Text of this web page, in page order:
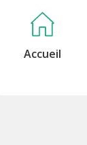
Accueil